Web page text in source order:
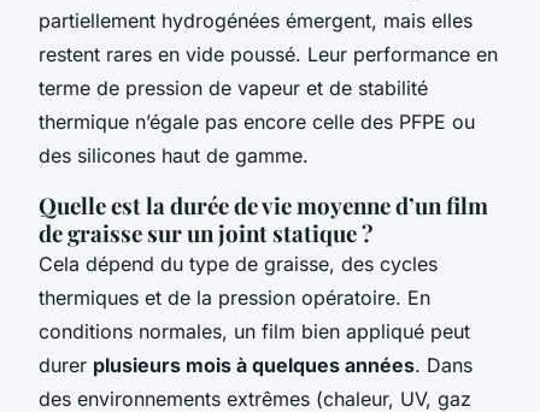
partiellement hydrogénées émergent, mais elles
restent rares en vide poussé. Leur performance en
terme de pression de vapeur et de stabilité
thermique n’égale pas encore celle des PFPE ou
des silicones haut de gamme.
Quelle est la durée de vie moyenne d’un film
de graisse sur un joint statique ?
Cela dépend du type de graisse, des cycles
thermiques et de la pression opératoire. En
conditions normales, un film bien appliqué peut
durer plusieurs mois à quelques années. Dans
des environnements extrêmes (chaleur, UV, gaz